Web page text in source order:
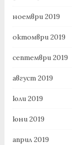
ноември 2019
октомври 2019
септември 2019
август 2019
юли 2019
юни 2019
април 2019